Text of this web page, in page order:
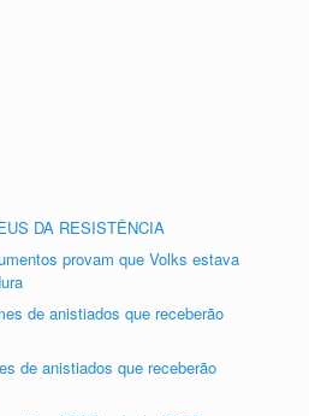
DA RESISTÊNCIA
provam que Volks estava
de anistiados que receberão
de anistiados que receberão